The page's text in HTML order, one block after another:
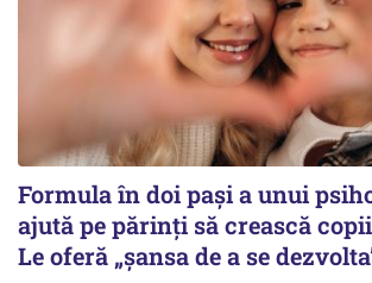
Formula în doi pași a unui
ajută pe părinți să crească
Le oferă „șansa de a se